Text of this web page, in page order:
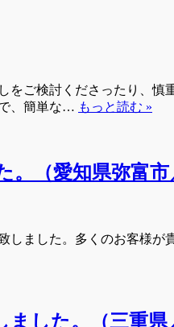
ご検討くださったり、
、簡単な… もっと読む »
（愛知県弥富市
ました。多くのお客様
した。（三重県